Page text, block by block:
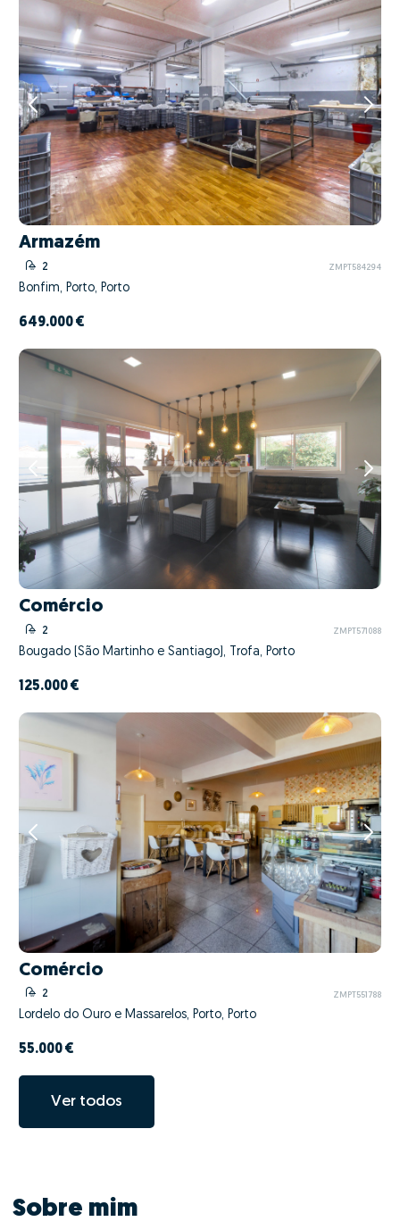
Armazém
2 ZMPT584294
Bonfim, Porto, Porto
649.000 €
Comércio
2 ZMPT571088
Bougado (São Martinho e Santiago), Trofa, Porto
125.000 €
Comércio
2 ZMPT551788
Lordelo do Ouro e Massarelos, Porto, Porto
55.000 €
Ver todos
Sobre mim